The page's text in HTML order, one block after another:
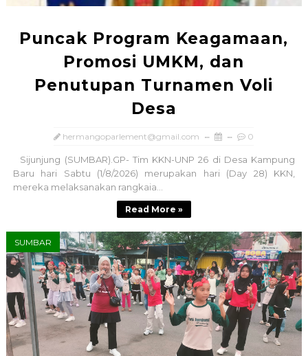
Puncak Program Keagamaan,
Promosi UMKM, dan
Penutupan Turnamen Voli
Desa
hermangoparlement@gmail.com 0
Sijunjung (SUMBAR).GP- Tim KKN-UNP 26 di Desa Kampung
Baru hari Sabtu (1/8/2026) merupakan hari (Day 28) KKN,
mereka melaksanakan rangkaia...
Read More »
SUMBAR